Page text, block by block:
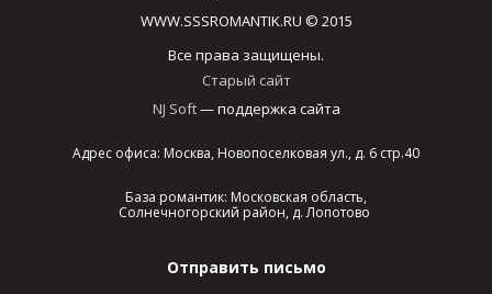
WWW.SSSROMANTIK.RU © 2015
Все права защищены.
Старый сайт
NJ Soft— поддержка сайта
Адрес офиса: Москва, Новопоселковая ул., д. 6 стр.40
База романтик: Московская область,
Солнечногорский район, д. Лопотово
Отправить письмо